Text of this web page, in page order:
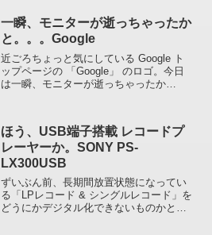
前に空港が新しくなったんですよね。私
が利...
一瞬、モニターが逝っちゃったか
と。。。Google
近ごろちょっと気にしている Google ト
ップページの 「Google」 のロゴ。今日
は一瞬、モニターが逝っちゃったか
ほう、USB端子搭載 レコードプ
レーヤーか。SONY PS-
LX300USB
ずいぶん前、長期間放置状態になってい
る「LPレコード & シングルレコード」を
どうにかデジタル化できないものかと検